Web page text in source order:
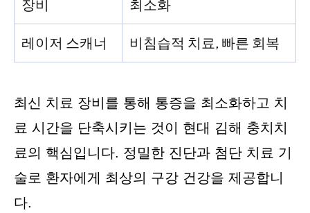
장비
최소화
레이저 스캐너 비침습적 치료, 빠른 회복
최신 치료 장비를 통해 통증을 최소화하고 치
료 시간을 단축시키는 것이 현대 김해 충치치
료의 핵심입니다. 정밀한 진단과 첨단 치료 기
술로 환자에게 최상의 구강 건강을 제공합니
다.